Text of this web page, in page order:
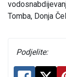
Tomba, Donja
Podjelite: